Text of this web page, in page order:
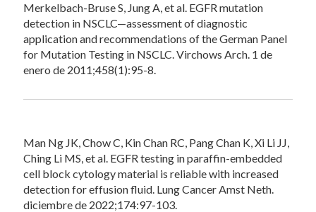
Merkelbach-Bruse S, Jung A, et al. EGFR mutation
detection in NSCLC—assessment of diagnostic
application and recommendations of the German Panel
for Mutation Testing in NSCLC. Virchows Arch. 1 de
enero de 2011;458(1):95-8.
Man Ng JK, Chow C, Kin Chan RC, Pang Chan K, Xi Li JJ,
Ching Li MS, et al. EGFR testing in paraffin-embedded
cell block cytology material is reliable with increased
detection for effusion fluid. Lung Cancer Amst Neth.
diciembre de 2022;174:97-103.